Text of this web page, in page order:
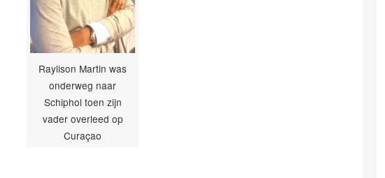
Raylison Martin was
onderweg naar
Schiphol toen zijn
vader overleed op
Curaçao